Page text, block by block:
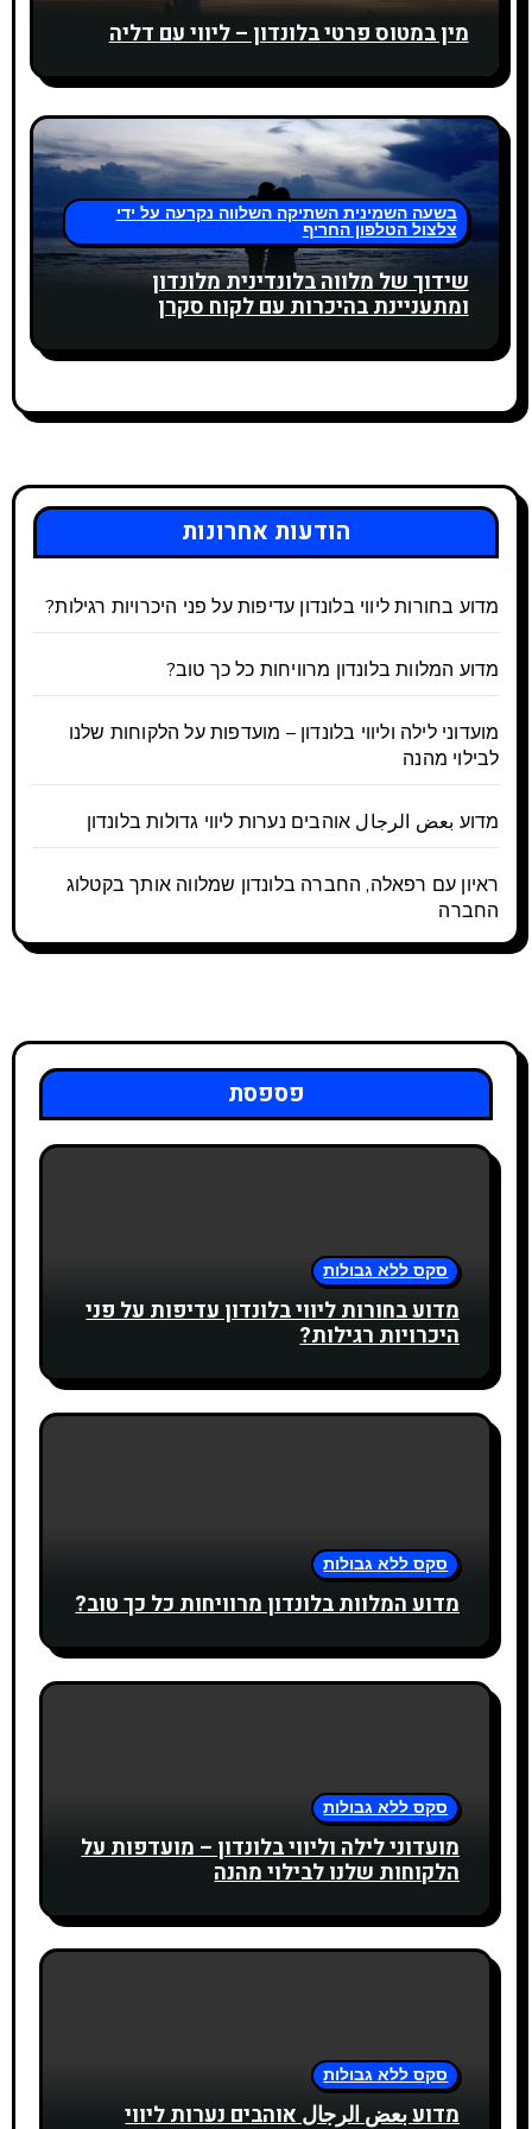
я
м
מין במטוס פרטי בלונדון – ליווי עם דליה
בשעה השמינית השתיקה השלווה נקרעה על ידי
צלצול הטלפון החריף
שידוך של מלווה בלונדינית מלונדון
ומתעניינת בהיכרות עם לקוח סקרן
הודעות אחרונות
מדוע בחורות ליווי בלונדון עדיפות על פני היכרויות רגילות?
מדוע המלוות בלונדון מרוויחות כל כך טוב?
מועדוני לילה וליווי בלונדון – מועדפות על הלקוחות שלנו
לבילוי מהנה
מדוע بعض الرجال אוהבים נערות ליווי גדולות בלונדון
ראיון עם רפאלה, החברה בלונדון שמלווה אותך בקטלוג
החברה
פספסת
סקס ללא גבולות
מדוע בחורות ליווי בלונדון עדיפות על פני
היכרויות רגילות?
סקס ללא גבולות
מדוע המלוות בלונדון מרוויחות כל כך טוב?
סקס ללא גבולות
מועדוני לילה וליווי בלונדון – מועדפות על
הלקוחות שלנו לבילוי מהנה
סקס ללא גבולות
מדוע بعض الرجال אוהבים נערות ליווי